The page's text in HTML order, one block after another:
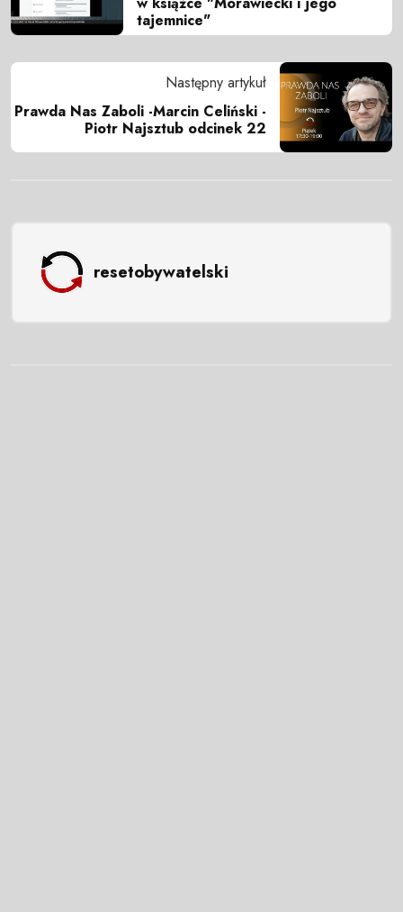
tajemnice"
Następny artykuł
Prawda Nas Zaboli -Marcin Celiński -
Piotr Najsztub odcinek 22
resetobywatelski